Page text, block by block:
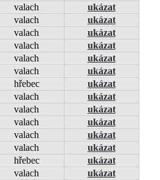
valach
ukázat
valach
ukázat
valach
ukázat
valach
ukázat
valach
ukázat
valach
ukázat
hřebec
ukázat
valach
ukázat
valach
ukázat
valach
ukázat
valach
ukázat
valach
ukázat
hřebec
ukázat
valach
ukázat